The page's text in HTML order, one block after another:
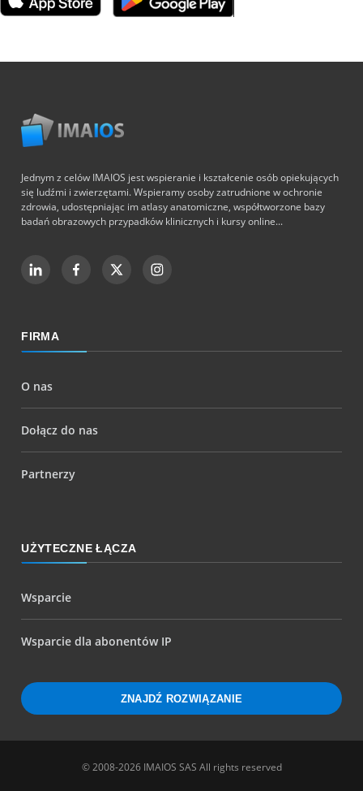
Jednym z celów IMAIOS jest wspieranie i kształcenie osób opiekujących
się ludźmi i zwierzętami. Wspieramy osoby zatrudnione w ochronie
zdrowia, udostępniając im atlasy anatomiczne, współtworzone bazy
badań obrazowych przypadków klinicznych i kursy online...
FIRMA
O nas
Dołącz do nas
Partnerzy
UŻYTECZNE ŁĄCZA
Wsparcie
Wsparcie dla abonentów IP
ZNAJDŹ ROZWIĄZANIE
© 2008-2026 IMAIOS SAS All rights reserved